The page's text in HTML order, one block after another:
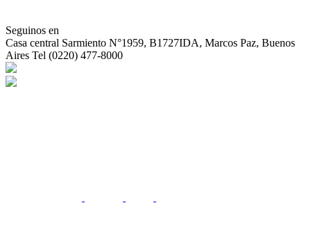
Seguinos en
Casa central Sarmiento N°1959, B1727IDA, Marcos Paz, Buenos
Aires Tel (0220) 477-8000